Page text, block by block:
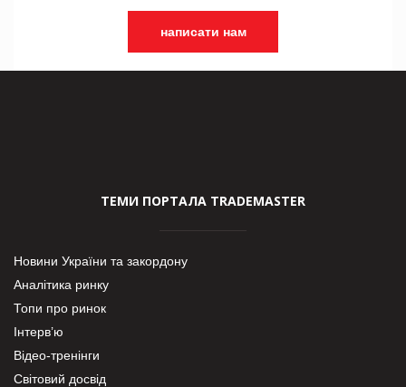
написати нам
ТЕМИ ПОРТАЛА TRADEMASTER
Новини України та закордону
Аналітика ринку
Топи про ринок
Інтерв’ю
Відео-тренінги
Світовий досвід